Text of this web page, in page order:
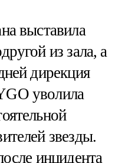
выставила
из зала, а
дирекция
уволила
звезды.
инцидента